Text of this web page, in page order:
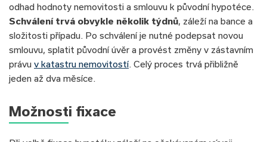
odhad hodnoty nemovitosti a smlouvu k původní hypotéce.
Schválení trvá obvykle několik týdnů, záleží na bance a
složitosti případu. Po schválení je nutné podepsat novou
smlouvu, splatit původní úvěr a provést změny v zástavním
právu v katastru nemovitostí. Celý proces trvá přibližně
jeden až dva měsíce.
Možnosti fixace